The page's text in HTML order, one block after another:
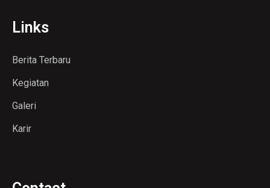
Links
Berita Terbaru
Kegiatan
Galeri
Karir